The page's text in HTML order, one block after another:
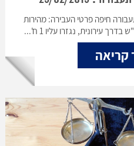
תיק: תת"ע 5603-08-13 תעבורה חיפה פרטי העבירה: מהירות
קריאה